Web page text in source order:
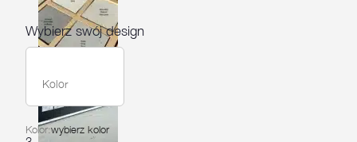
Wybierz swój design
Kolor
Kolor:wybierz kolor